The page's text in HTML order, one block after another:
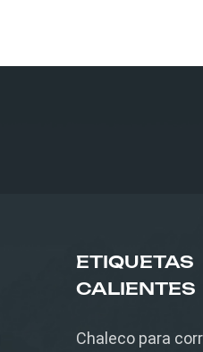
ETIQUETAS
CALIENTES
Chaleco para